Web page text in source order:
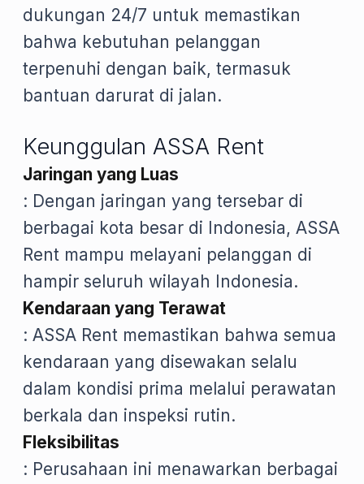
dukungan 24/7 untuk memastikan
bahwa kebutuhan pelanggan
terpenuhi dengan baik, termasuk
bantuan darurat di jalan.
Keunggulan ASSA Rent
Jaringan yang Luas
: Dengan jaringan yang tersebar di
berbagai kota besar di Indonesia, ASSA
Rent mampu melayani pelanggan di
hampir seluruh wilayah Indonesia.
Kendaraan yang Terawat
: ASSA Rent memastikan bahwa semua
kendaraan yang disewakan selalu
dalam kondisi prima melalui perawatan
berkala dan inspeksi rutin.
Fleksibilitas
: Perusahaan ini menawarkan berbagai